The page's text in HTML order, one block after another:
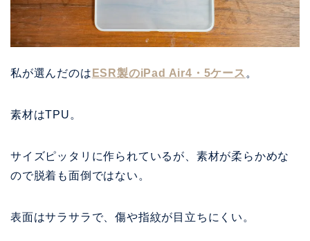
私が選んだのは ESR製のiPad Air4・5ケース 。
素材はTPU。
サイズピッタリに作られているが、素材が柔らかめな
ので脱着も面倒ではない。
表面はサラサラで、傷や指紋が目立ちにくい。